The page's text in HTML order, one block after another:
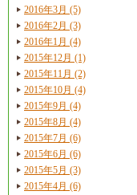
2016年3月 (5)
2016年2月 (3)
2016年1月 (4)
2015年12月 (1)
2015年11月 (2)
2015年10月 (4)
2015年9月 (4)
2015年8月 (4)
2015年7月 (6)
2015年6月 (6)
2015年5月 (3)
2015年4月 (6)